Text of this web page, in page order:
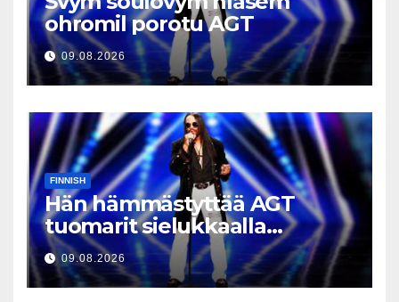
ohromil porotu AGT
09.08.2026
FINNISH
Hän hämmästyttää AGT
tuomarit sielukkaalla
äänellään
09.08.2026